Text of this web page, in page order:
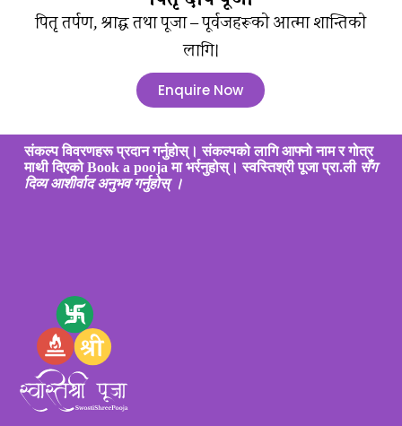
पितृ तर्पण, श्राद्ध तथा पूजा – पूर्वजहरूको आत्मा शान्तिको
लागि।
Enquire Now
संकल्प विवरणहरू प्रदान गर्नुहोस्। संकल्पको लागि आफ्नो नाम र गोत्र
माथी दिएको Book a pooja मा भर्रनुहोस्। स्वस्तिश्री पूजा प्रा.ली सँग
दिव्य आशीर्वाद अनुभव गर्नुहोस् ।